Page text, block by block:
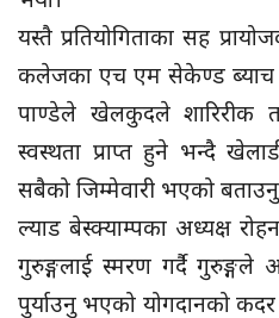
यस्तै प्रतियोगिताका सह
कलेजका एच एम सेकेण्ड ब्याच
पाण्डेले खेलकुदले शारिरीक
स्वस्थता प्राप्त हुने भन्दै
सबैको जिम्मेवारी भएको
ल्याड बेस्क्याम्पका अध्यक्ष
गुरुङ्गलाई स्मरण गर्दै
पुर्याउनु भएको योगदानको